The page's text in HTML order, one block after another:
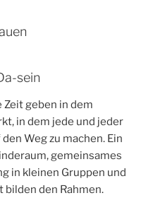
sein
Zeit geben in dem
in dem jede und jeder
Weg zu machen. Ein
gemeinsames
in kleinen Gruppen und
den Rahmen.